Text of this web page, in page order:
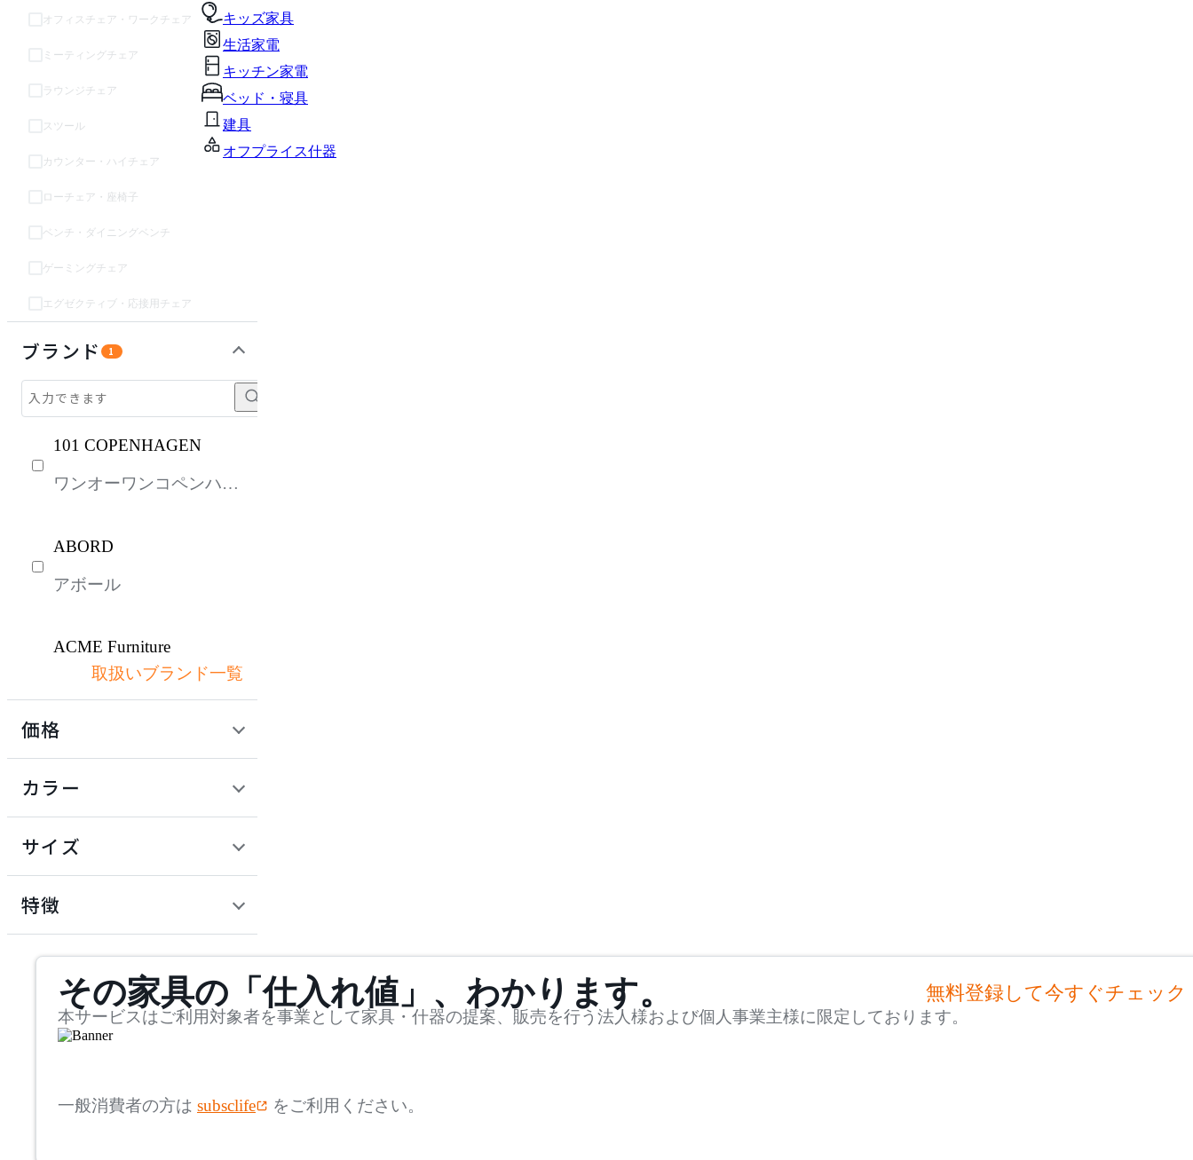
キッズ家具
生活家電
キッチン家電
ベッド・寝具
建具
オフプライス什器
オフィスチェア・ワークチェア
ミーティングチェア
ラウンジチェア
スツール
カウンター・ハイチェア
ローチェア・座椅子
ベンチ・ダイニングベンチ
ゲーミングチェア
エグゼクティブ・応接用チェア
ブランド 1
101 COPENHAGEN
ワンオーワンコペンハー
ABORD
アボール
ACME Furniture
アクメファニチャー
アダル
ADAL TOTAL INTERIOR
アコレクション
アドレス
取扱いブランド一覧
価格
カラー
サイズ
mm
検索
~
~
特徴
その家具の「仕入れ値」、わかります。 無料登録して今すぐチェック
本サービスはご利用対象者を事業として家具・什器の提案、販売を行う法人様および個人事業主様に限定しております。
一般消費者の方は subsclife をご利用ください。